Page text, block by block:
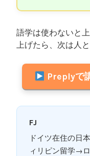
語学は使わないと
上げたら、次は人
Preplyで
FJ
ドイツ在住の日
ィリピン留学→